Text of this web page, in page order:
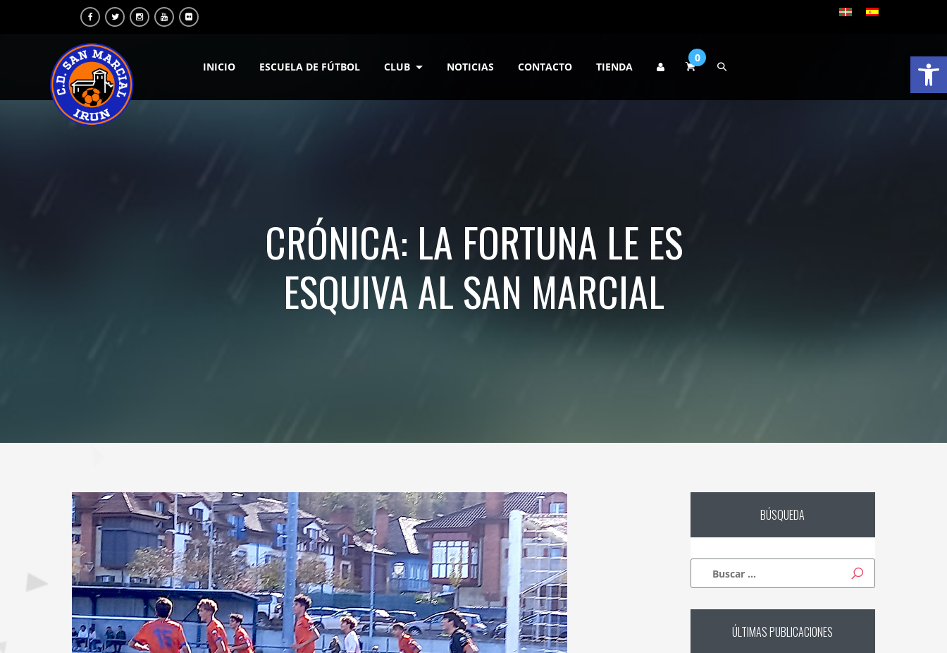
Abrir
INICIO ESCUELA DE FÚTBOL CLUB NOTICIAS CONTACTO TIENDA
0
CRÓNICA: LA FORTUNA LE ES
ESQUIVA AL SAN MARCIAL
BÚSQUEDA
ÚLTIMASPUBLICACIONES